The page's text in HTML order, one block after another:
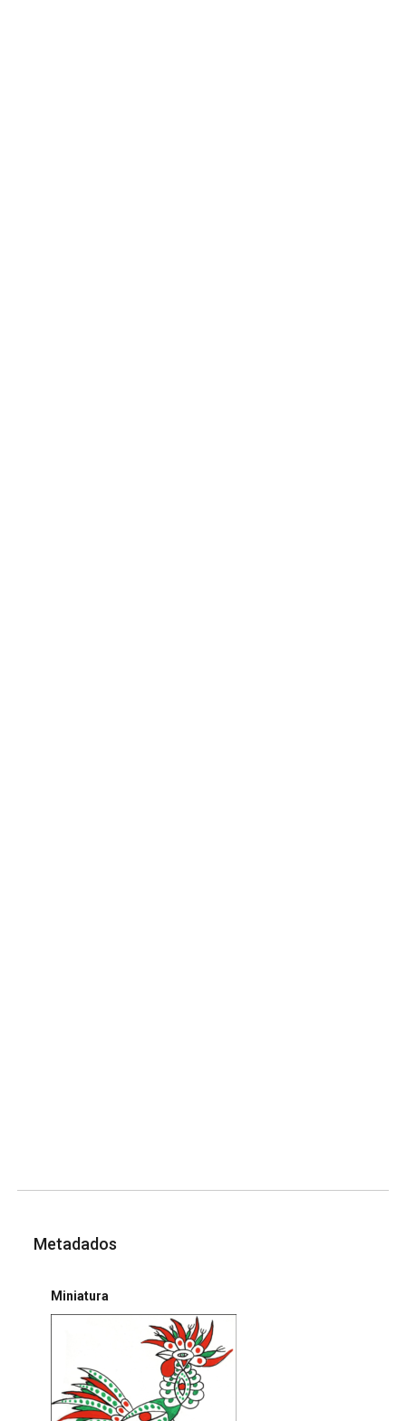
Metadados
Miniatura